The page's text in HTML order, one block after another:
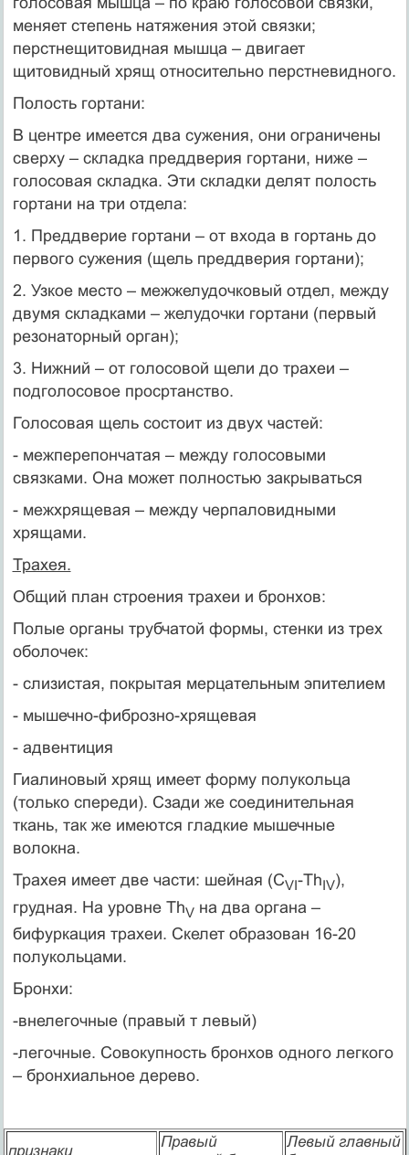
меняет степень натяжения этой связки;
перстнещитовидная мышца – двигает
щитовидный хрящ относительно перстневидного.
Полость гортани:
В центре имеется два сужения, они ограничены
сверху – складка преддверия гортани, ниже –
голосовая складка. Эти складки делят полость
гортани на три отдела:
1. Преддверие гортани – от входа в гортань до
первого сужения (щель преддверия гортани);
2. Узкое место – межжелудочковый отдел, между
двумя складками – желудочки гортани (первый
резонаторный орган);
3. Нижний – от голосовой щели до трахеи –
подголосовое просртанство.
Голосовая щель состоит из двух частей:
- межперепончатая – между голосовыми
связками. Она может полностью закрываться
- межхрящевая – между черпаловидными
хрящами.
Трахея.
Общий план строения трахеи и бронхов:
Полые органы трубчатой формы, стенки из трех
оболочек:
- слизистая, покрытая мерцательным эпителием
- мышечно-фиброзно-хрящевая
- адвентиция
Гиалиновый хрящ имеет форму полукольца
(только спереди). Сзади же соединительная
ткань, так же имеются гладкие мышечные
волокна.
Трахея имеет две части: шейная (СVI-ThIV),
грудная. На уровне ThVна два органа –
бифуркация трахеи. Скелет образован 16-20
полукольцами.
Бронхи:
-внелегочные (правый т левый)
-легочные. Совокупность бронхов одного легкого
– бронхиальное дерево.
признаки
Правый
Левый главный